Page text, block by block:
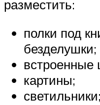
разместить:
полки под
безделушки;
картины;
светильники;